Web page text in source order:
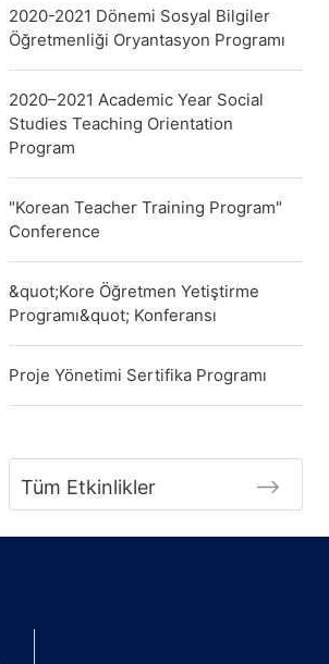
2020-2021 Dönemi Sosyal Bilgiler
Öğretmenliği Oryantasyon Programı
2020–2021 Academic Year Social
Studies Teaching Orientation
Program
"Korean Teacher Training Program"
Conference
&quot;Kore Öğretmen Yetiştirme
Programı&quot; Konferansı
Proje Yönetimi Sertifika Programı
Tüm Etkinlikler